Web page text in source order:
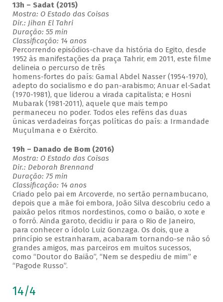
13h – Sadat (2015)
Mostra: O Estado das Coisas
Dir.: Jihan El Tahri
Duração: 55 min
Classificação: 14 anos
Percorrendo episódios-chave da história do Egito, desde
1952 às manifestações da praça Tahrir, em 2011, este filme
delineia o percurso de três
homens-fortes do país: Gamal Abdel Nasser (1954-1970),
adepto do socialismo e do pan-arabismo; Anuar el-Sadat
(1970-1981), que liderou a virada capitalista; e Hosni
Mubarak (1981-2011), aquele que mais tempo
permaneceu no poder. Todos eles reféns das duas
únicas verdadeiras forças políticas do país: a Irmandade
Muçulmana e o Exército.
19h – Danado de Bom (2016)
Mostra: O Estado das Coisas
Dir.: Deborah Brennand
Duração: 75 min
Classificação: 14 anos
Criado pelo pai em Arcoverde, no sertão pernambucano,
depois que a mãe foi embora, João Silva descobriu cedo a
paixão pelos ritmos nordestinos, como o baião, o xote e
o forró. Ainda garoto, decidiu ir para o Rio de Janeiro,
para conhecer o ídolo Luiz Gonzaga. Os dois, que a
princípio se estranharam, acabaram tornando-se não só
grandes amigos, mas parceiros em muitos sucessos,
como “Doutor do Baião”, “Nem se despediu de mim” e
“Pagode Russo”.
14/4